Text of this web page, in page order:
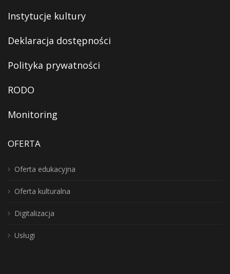
Instytucje kultury
Deklaracja dostępności
Polityka prywatności
RODO
Monitoring
OFERTA
Oferta edukacyjna
Oferta kulturalna
Digitalizacja
Usługi